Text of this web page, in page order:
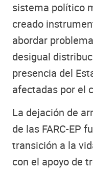
sistema político
creado
abordar
desigual
presencia del
afectadas por el
La dejación de
de las FARC-EP
transición a la
con el apoyo de